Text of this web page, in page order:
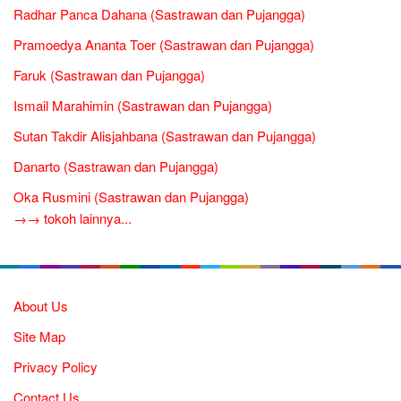
Radhar Panca Dahana (Sastrawan dan Pujangga)
Pramoedya Ananta Toer (Sastrawan dan Pujangga)
Faruk (Sastrawan dan Pujangga)
Ismail Marahimin (Sastrawan dan Pujangga)
Sutan Takdir Alisjahbana (Sastrawan dan Pujangga)
Danarto (Sastrawan dan Pujangga)
Oka Rusmini (Sastrawan dan Pujangga)
→→ tokoh lainnya...
About Us
Site Map
Privacy Policy
Contact Us